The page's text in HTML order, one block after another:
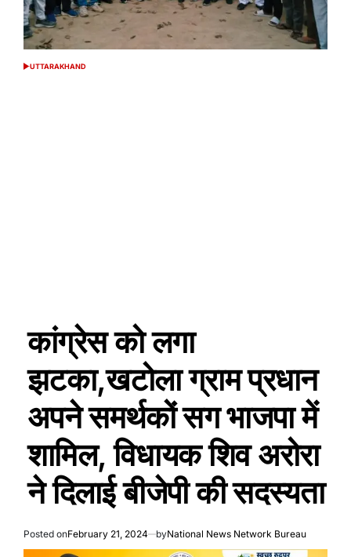
POSTED
UTTARAKHAND
कांग्रेस को लगा
झटका,खटोला ग्राम प्रधान
अपने समर्थकों सग भाजपा में
शामिल, विधायक शिव अरोरा
ने दिलाई बीजेपी की सदस्यता
Posted onFebruary 21, 2024 byNational News Network Bureau